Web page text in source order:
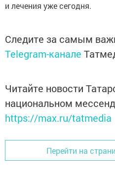
и лечения уже сегодня.
Следите за самым
Telegram-канале
Читайте новости
национальном
https://max.ru/tatmedia
Перейти на